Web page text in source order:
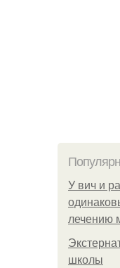
У вич и
лечению
школы